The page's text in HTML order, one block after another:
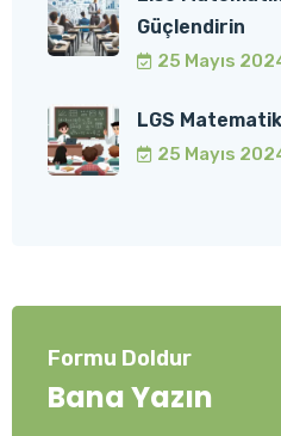
Güçlendirin
25 Mayıs
LGS
25 Mayıs
Formu Doldur
Bana Yazın